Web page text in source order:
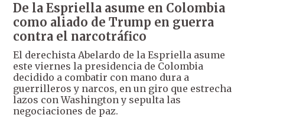
De la Espriella asume en Colombia
como aliado de Trump en guerra
contra el narcotráfico
El derechista Abelardo de la Espriella asume
este viernes la presidencia de Colombia
decidido a combatir con mano dura a
guerrilleros y narcos, en un giro que estrecha
lazos con Washington y sepulta las
negociaciones de paz.